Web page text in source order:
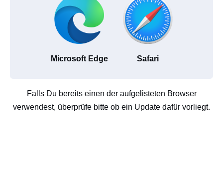
Microsoft Edge Safari
Falls Du bereits einen der aufgelisteten Browser
verwendest, überprüfe bitte ob ein Update dafür vorliegt.